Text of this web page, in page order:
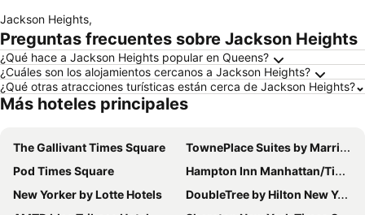
Jackson Heights,
Preguntas frecuentes sobre Jackson Heights
¿Qué hace a Jackson Heights popular en Queens?
¿Cuáles son los alojamientos cercanos a Jackson Heights?
¿Qué otras atracciones turísticas están cerca de Jackson Heights?
Más hoteles principales
The Gallivant Times Square
TownePlace Suites by Marriott New York Long Island City/Manhattan View
Pod Times Square
Hampton Inn Manhattan/Times Square South
New Yorker by Lotte Hotels
DoubleTree by Hilton New York Times Square West